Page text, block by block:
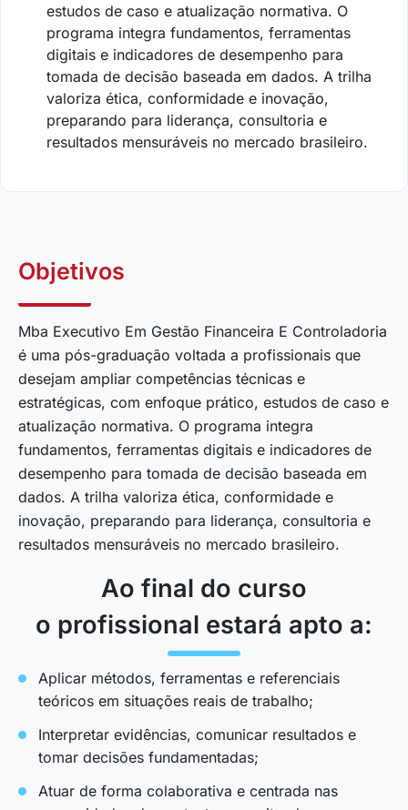
estudos de caso e atualização normativa. O
programa integra fundamentos, ferramentas
digitais e indicadores de desempenho para
tomada de decisão baseada em dados. A trilha
valoriza ética, conformidade e inovação,
preparando para liderança, consultoria e
resultados mensuráveis no mercado brasileiro.
Objetivos
Mba Executivo Em Gestão Financeira E Controladoria
é uma pós-graduação voltada a profissionais que
desejam ampliar competências técnicas e
estratégicas, com enfoque prático, estudos de caso e
atualização normativa. O programa integra
fundamentos, ferramentas digitais e indicadores de
desempenho para tomada de decisão baseada em
dados. A trilha valoriza ética, conformidade e
inovação, preparando para liderança, consultoria e
resultados mensuráveis no mercado brasileiro.
Ao final do curso
o profissional estará apto a:
Aplicar métodos, ferramentas e referenciais
teóricos em situações reais de trabalho;
Interpretar evidências, comunicar resultados e
tomar decisões fundamentadas;
Atuar de forma colaborativa e centrada nas